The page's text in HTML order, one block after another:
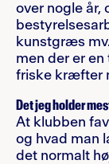
over nogle år,
kunstgræs
men der er
friske kræfter
Det jeg holder
At klubben
og hvad man
det normalt